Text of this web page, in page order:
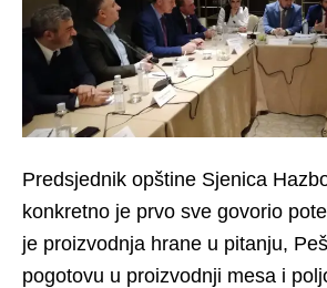
Predsjednik opštine Sjenica
konkretno je prvo sve govorio
je proizvodnja hrane u pitanju,
pogotovu u proizvodnji mesa i